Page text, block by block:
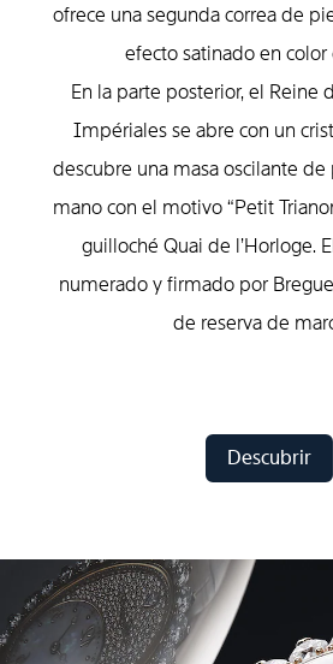
ofrece una segun­da correa de
efecto satinado en color
En la parte posterior, el Reine
Impériales se abre con un
descubre una masa oscilante
mano con el motivo “Petit
guilloché Quai de l’Horloge.
numerado y firmado por
de reserva de
Descubrir